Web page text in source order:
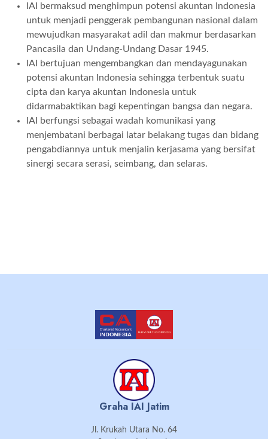
IAI bermaksud menghimpun potensi akuntan Indonesia
untuk menjadi penggerak pembangunan nasional dalam
mewujudkan masyarakat adil dan makmur berdasarkan
Pancasila dan Undang-Undang Dasar 1945.
IAI bertujuan mengembangkan dan mendayagunakan
potensi akuntan Indonesia sehingga terbentuk suatu
cipta dan karya akuntan Indonesia untuk
didarmabaktikan bagi kepentingan bangsa dan negara.
IAI berfungsi sebagai wadah komunikasi yang
menjembatani berbagai latar belakang tugas dan bidang
pengabdiannya untuk menjalin kerjasama yang bersifat
sinergi secara serasi, seimbang, dan selaras.
Graha IAI Jatim
Jl. Krukah Utara No. 64